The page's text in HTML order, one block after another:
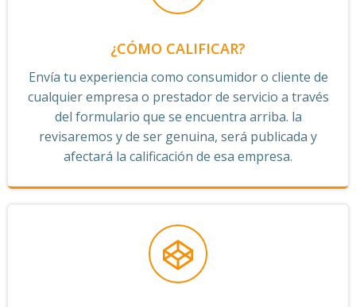
¿CÓMO CALIFICAR?
Envía tu experiencia como consumidor o cliente de
cualquier empresa o prestador de servicio a través
del formulario que se encuentra arriba. la
revisaremos y de ser genuina, será publicada y
afectará la calificación de esa empresa.